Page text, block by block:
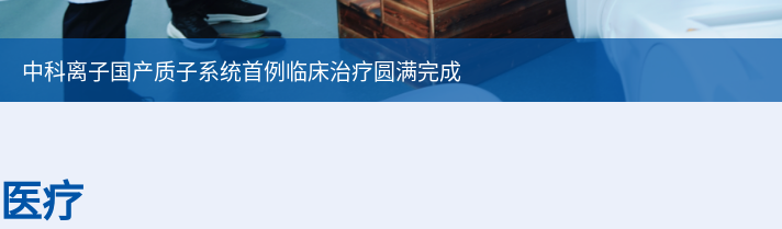
中科离子国产质子系统首例临床治疗圆满完成
医疗